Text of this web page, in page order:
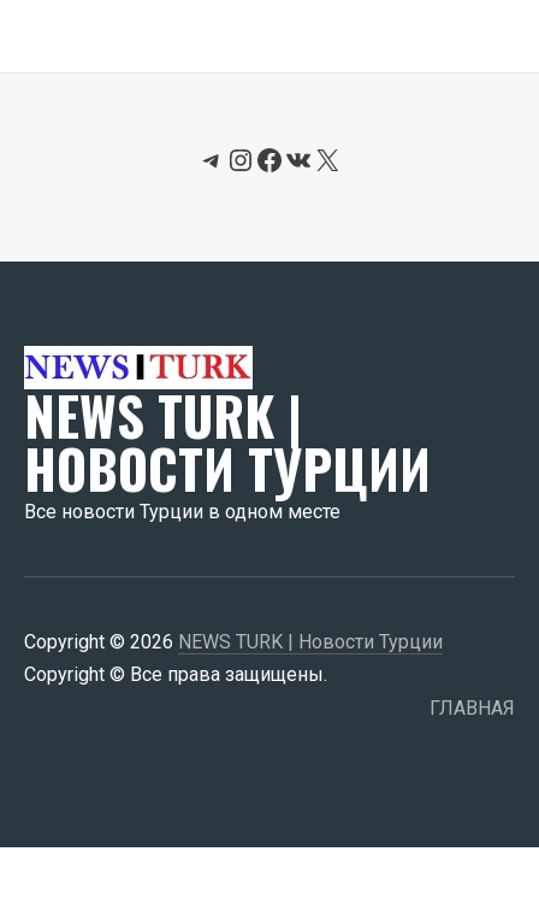
Telegram
Instagram
Facebook
ВКонтакте
X
NEWS TURK |
НОВОСТИ ТУРЦИИ
Все новости Турции в одном месте
Copyright © 2026 NEWS TURK | Новости Турции
Copyright © Все права защищены.
ГЛАВНАЯ